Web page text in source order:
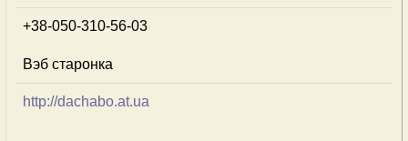
+38-050-310-56-03
Вэб старонка
http://dachabo.at.ua